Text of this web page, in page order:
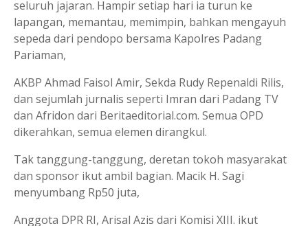
seluruh jajaran. Hampir setiap hari ia turun ke
lapangan, memantau, memimpin, bahkan mengayuh
sepeda dari pendopo bersama Kapolres Padang
Pariaman,
​AKBP Ahmad Faisol Amir, Sekda Rudy Repenaldi Rilis,
dan sejumlah jurnalis seperti Imran dari Padang TV
dan Afridon dari Beritaeditorial.com. Semua OPD
dikerahkan, semua elemen dirangkul.
Tak tanggung-tanggung, deretan tokoh masyarakat
dan sponsor ikut ambil bagian. Macik H. Sagi
menyumbang Rp50 juta,
Anggota DPR RI, Arisal Azis dari Komisi XIII. ikut